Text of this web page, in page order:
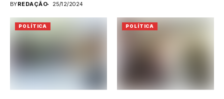
BYREDAÇÃO 25/12/2024
POLÍTICA POLÍTICA